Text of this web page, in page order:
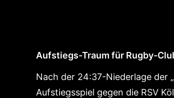
Aufstiegs-Traum für Rugby-
Nach der 24:37-Niederlage der
Aufstiegsspiel gegen die RSV